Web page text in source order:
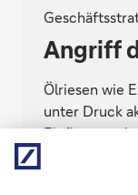
Angriff
Ölriesen wie
unter Druck
Einfluss